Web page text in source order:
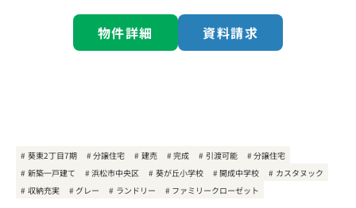
物件詳細 資料請求
葵東2丁目7期 分譲住宅 建売 完成 引渡可能
分譲住宅
新築一戸建て
浜松市中央区 葵が丘小学校 開成中学校
カスタヌック
収納充実
グレー ランドリー ファミリークローゼット